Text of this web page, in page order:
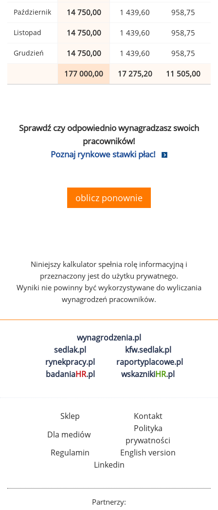
Październik 14 750,00 1 439,60 958,75
Listopad 14 750,00 1 439,60 958,75
Grudzień 14 750,00 1 439,60 958,75
177 000,00 17 275,20 11 505,00
Sprawdź czy odpowiednio wynagradzasz swoich
pracowników!
Poznaj rynkowe stawki płac!
oblicz ponownie
Niniejszy kalkulator spełnia rolę informacyjną i
przeznaczony jest do użytku prywatnego.
Wyniki nie powinny być wykorzystywane do wyliczania
wynagrodzeń pracowników.
wynagrodzenia.pl
sedlak.pl
kfw.sedlak.pl
rynekpracy.pl
raportyplacowe.pl
badaniaHR.pl wskaznikiHR.pl
Sklep
Kontakt
Dla mediów
Polityka
prywatności
Regulamin
English version
Linkedin
Partnerzy: